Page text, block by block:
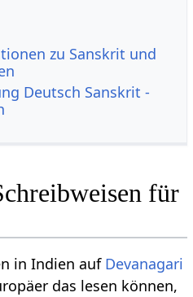
zu Sanskrit und
Deutsch Sanskrit -
für
in Indien auf Devanagari
das lesen können,